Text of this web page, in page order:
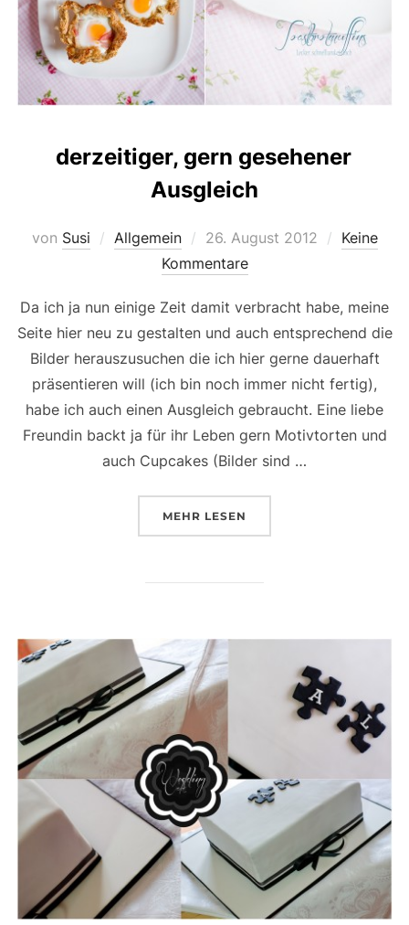
derzeitiger, gern gesehener
Ausgleich
von Susi Allgemein
Veröffentlicht
am
26. August 2012
Keine
Kommentare
Da ich ja nun einige Zeit damit verbracht habe, meine
Seite hier neu zu gestalten und auch entsprechend die
Bilder herauszusuchen die ich hier gerne dauerhaft
präsentieren will (ich bin noch immer nicht fertig),
habe ich auch einen Ausgleich gebraucht. Eine liebe
Freundin backt ja für ihr Leben gern Motivtorten und
auch Cupcakes (Bilder sind …
MEHR ÜBER „DERZEITIGER, GERN
LESEN